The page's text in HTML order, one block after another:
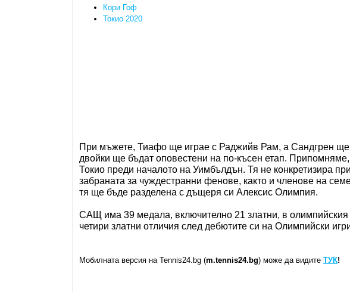
Кори Гоф
Токио 2020
При мъжете, Тиафо ще играе с Раджийв Рам, а Сандгрен ще
двойки ще бъдат оповестени на по-късен етап.
Токио преди началото на Уимбълдън. Тя не конкретизира
забраната за чуждестранни фенове, както и членове на
тя ще бъде разделена с дъщеря си Алексис Олимпия.
САЩ има 39 медала, включително 21 златни, в
четири златни отличия след дебютите си на Олимпийски
Мобилната версия на Tennis24.bg (m.tennis24.bg) може да видите ТУК!